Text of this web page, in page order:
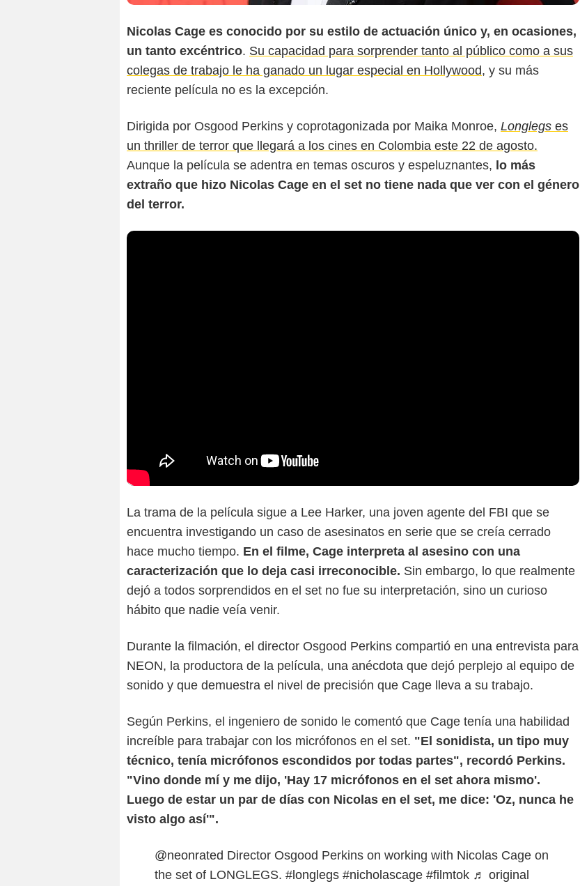
Nicolas Cage es conocido por su estilo de actuación único y, en ocasiones,
un tanto excéntrico. Su capacidad para sorprender tanto al público como a sus
colegas de trabajo le ha ganado un lugar especial en Hollywood, y su más
reciente película no es la excepción.
Dirigida por Osgood Perkins y coprotagonizada por Maika Monroe, Longlegs es
un thriller de terror que llegará a los cines en Colombia este 22 de agosto.
Aunque la película se adentra en temas oscuros y espeluznantes, lo más
extraño que hizo Nicolas Cage en el set no tiene nada que ver con el género
del terror.
La trama de la película sigue a Lee Harker, una joven agente del FBI que se
encuentra investigando un caso de asesinatos en serie que se creía cerrado
hace mucho tiempo. En el filme, Cage interpreta al asesino con una
caracterización que lo deja casi irreconocible. Sin embargo, lo que realmente
dejó a todos sorprendidos en el set no fue su interpretación, sino un curioso
hábito que nadie veía venir.
Durante la filmación, el director Osgood Perkins compartió en una entrevista para
NEON, la productora de la película, una anécdota que dejó perplejo al equipo de
sonido y que demuestra el nivel de precisión que Cage lleva a su trabajo.
Según Perkins, el ingeniero de sonido le comentó que Cage tenía una habilidad
increíble para trabajar con los micrófonos en el set. "El sonidista, un tipo muy
técnico, tenía micrófonos escondidos por todas partes", recordó Perkins.
"Vino donde mí y me dijo, 'Hay 17 micrófonos en el set ahora mismo'.
Luego de estar un par de días con Nicolas en el set, me dice: 'Oz, nunca he
visto algo así'".
@neonrated Director Osgood Perkins on working with Nicolas Cage on
the set of LONGLEGS. #longlegs #nicholascage #filmtok ♬ original